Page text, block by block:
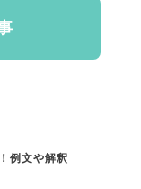
例文や解釈